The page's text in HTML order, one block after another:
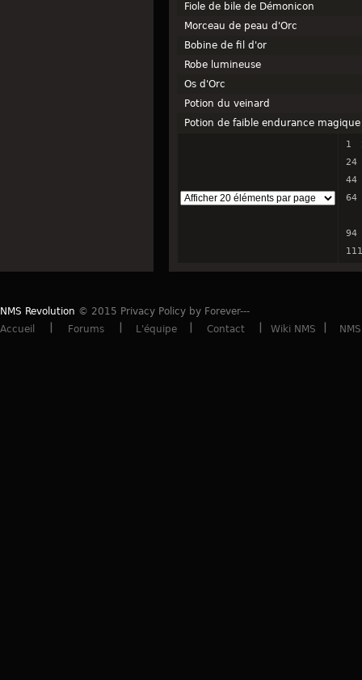
Fiole de bile de Démonicon
Morceau de peau d'Orc
Bobine de fil d'or
Robe lumineuse
Os d'Orc
Potion du veinard
Potion de faible endurance magique
1
24
44
64
94
111
NMS Revolution © 2015 Privacy Policy by Forever---
Accueil
Forums L'équipe Contact Wiki NMS